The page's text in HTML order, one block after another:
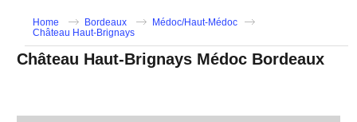
Home Bordeaux
Médoc/Haut-Médoc
Château Haut-Brignays
Château Haut-Brignays Médoc Bordeaux